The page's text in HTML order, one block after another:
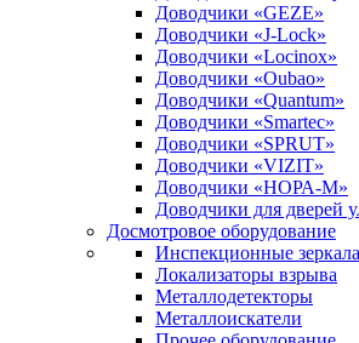
Доводчики «GEZE»
Доводчики «J-Lock»
Доводчики «Locinox»
Доводчики «Oubao»
Доводчики «Quantum»
Доводчики «Smartec»
Доводчики «SPRUT»
Доводчики «VIZIT»
Доводчики «НОРА-М»
Доводчики для дверей
Досмотровое оборудование
Инспекционные зеркала
Локализаторы взрыва
Металлодетекторы
Металлоискатели